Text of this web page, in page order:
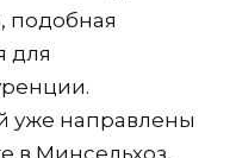
подобная
для
уже направлены
в Минсельхоз,